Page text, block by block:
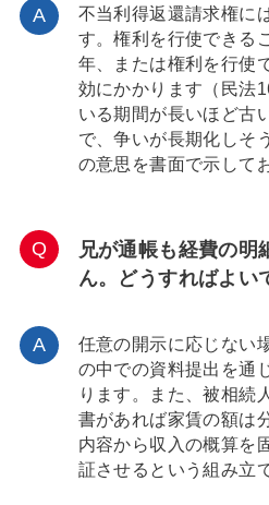
不当利得返還請求権に
す。権利を行使できる
年、または権利を行使
効にかかります（民法
いる期間が長いほど古
で、争いが長期化しそ
の意思を書面で示して
兄が通帳も経費の明
ん。どうすればよい
任意の開示に応じない
の中での資料提出を通
ります。また、被相続
書があれば家賃の額は
内容から収入の概算を
証させるという組み立